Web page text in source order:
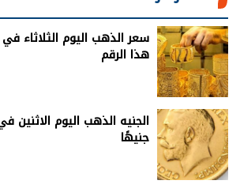
هذا الرقم
جنيهًا